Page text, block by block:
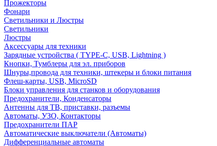
Прожекторы
Фонари
Светильники и Люстры
Светильники
Люстры
Аксессуары для техники
Зарядные устройства ( TYPE-C, USB, Lightning )
Кнопки, Тумблеры для эл. приборов
Шнуры,провода для техники, штекеры и блоки питания
Флеш-карты, USB, MicroSD
Блоки управления для станков и оборудования
Предохранители, Конденсаторы
Антенны для ТВ, приставки, разъемы
Автоматы, УЗО, Контакторы
Предохранители ПАР
Автоматические выключатели (Автоматы)
Дифференциальные автоматы